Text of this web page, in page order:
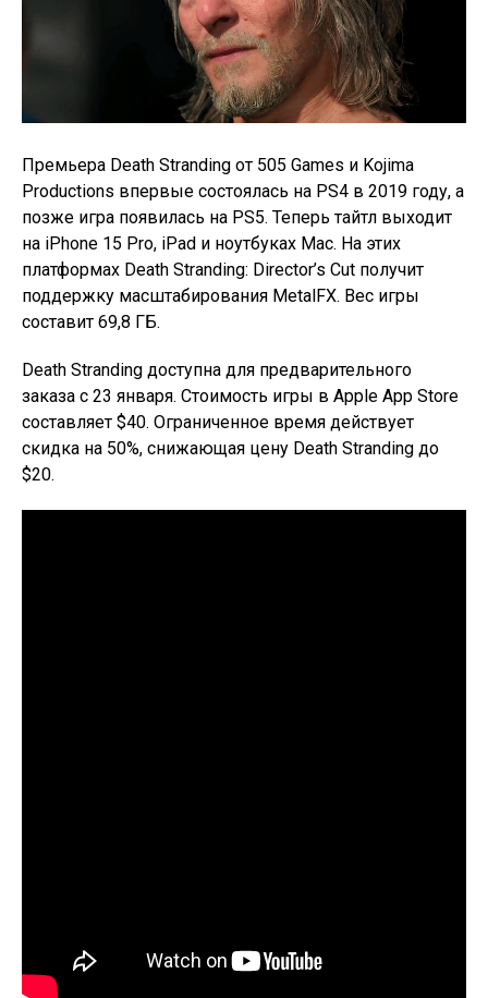
Премьера Death Stranding от 505 Games и Kojima
Productions впервые состоялась на PS4 в 2019 году, а
позже игра появилась на PS5. Теперь тайтл выходит
на iPhone 15 Pro, iPad и ноутбуках Mac. На этих
платформах Death Stranding: Director’s Cut получит
поддержку масштабирования MetalFX. Вес игры
составит 69,8 ГБ.
Death Stranding доступна для предварительного
заказа с 23 января. Стоимость игры в Apple App Store
составляет $40. Ограниченное время действует
скидка на 50%, снижающая цену Death Stranding до
$20.